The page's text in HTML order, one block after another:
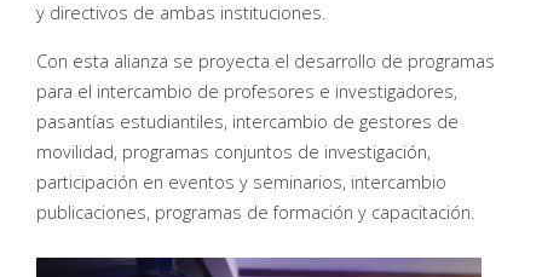
y directivos de ambas instituciones.
Con esta alianza se proyecta el desarrollo de programas
para el intercambio de profesores e investigadores,
pasantías estudiantiles, intercambio de gestores de
movilidad, programas conjuntos de investigación,
participación en eventos y seminarios, intercambio
publicaciones, programas de formación y capacitación.